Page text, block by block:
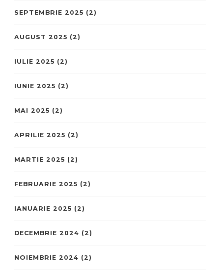
SEPTEMBRIE 2025 (2)
AUGUST 2025 (2)
IULIE 2025 (2)
IUNIE 2025 (2)
MAI 2025 (2)
APRILIE 2025 (2)
MARTIE 2025 (2)
FEBRUARIE 2025 (2)
IANUARIE 2025 (2)
DECEMBRIE 2024 (2)
NOIEMBRIE 2024 (2)